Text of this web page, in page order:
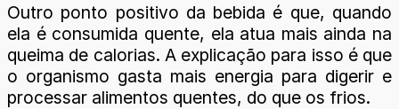
Outro ponto positivo da bebida é que, quando
ela é consumida quente, ela atua mais ainda na
queima de calorias. A explicação para isso é que
o organismo gasta mais energia para digerir e
processar alimentos quentes, do que os frios.